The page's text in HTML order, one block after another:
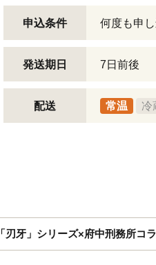
申込条件 何度も申
発送期日 7日前後
配送 常温 冷
「刃牙」シリーズ×府中刑務所コ